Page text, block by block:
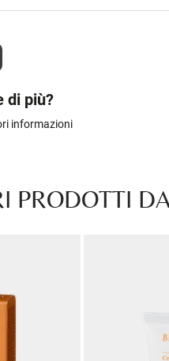
di più?
informazioni
PRODOTTI